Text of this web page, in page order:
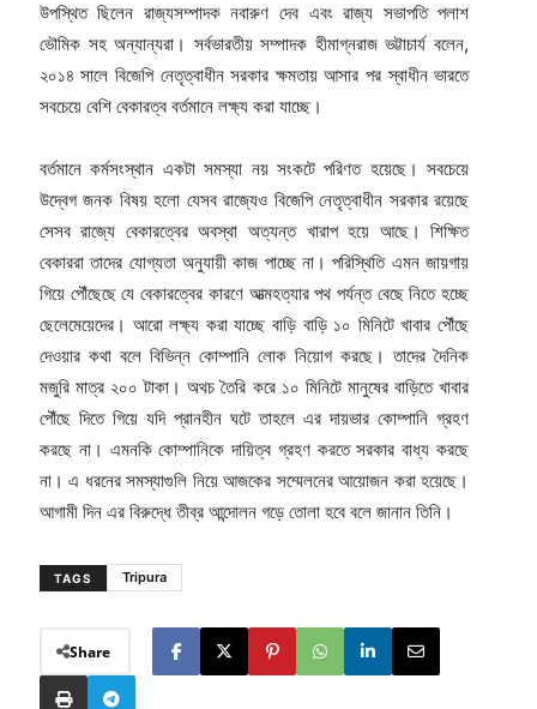
উপস্থিত ছিলেন রাজ্যসম্পাদক নবারুণ দেব এবং রাজ্য সভাপতি পলাশ
ভৌমিক সহ অন্যান্যরা। সর্বভারতীয় সম্পাদক হীমাগ্নরাজ ভট্টাচার্য বলেন,
২০১৪ সালে বিজেপি নেতৃত্বাধীন সরকার ক্ষমতায় আসার পর স্বাধীন ভারতে
সবচেয়ে বেশি বেকারত্ব বর্তমানে লক্ষ্য করা যাচ্ছে।
বর্তমানে কর্মসংস্থান একটা সমস্যা নয় সংকটে পরিণত হয়েছে। সবচেয়ে
উদ্বেগ জনক বিষয় হলো যেসব রাজ্যেও বিজেপি নেতৃত্বাধীন সরকার রয়েছে
সেসব রাজ্যে বেকারত্বের অবস্থা অত্যন্ত খারাপ হয়ে আছে। শিক্ষিত
বেকাররা তাদের যোগ্যতা অনুযায়ী কাজ পাচ্ছে না। পরিস্থিতি এমন জায়গায়
গিয়ে পৌঁছেছে যে বেকারত্বের কারণে আত্মহত্যার পথ পর্যন্ত বেছে নিতে হচ্ছে
ছেলেমেয়েদের। আরো লক্ষ্য করা যাচ্ছে বাড়ি বাড়ি ১০ মিনিটে খাবার পৌঁছে
দেওয়ার কথা বলে বিভিন্ন কোম্পানি লোক নিয়োগ করছে। তাদের দৈনিক
মজুরি মাত্র ২০০ টাকা। অথচ তৈরি করে ১০ মিনিটে মানুষের বাড়িতে খাবার
পৌঁছে দিতে গিয়ে যদি প্রানহীন ঘটে তাহলে এর দায়ভার কোম্পানি গ্রহণ
করছে না। এমনকি কোম্পানিকে দায়িত্ব গ্রহণ করতে সরকার বাধ্য করছে
না। এ ধরনের সমস্যাগুলি নিয়ে আজকের সম্মেলনের আয়োজন করা হয়েছে।
আগামী দিন এর বিরুদ্ধে তীব্র আন্দোলন গড়ে তোলা হবে বলে জানান তিনি।
TAGS Tripura
Share